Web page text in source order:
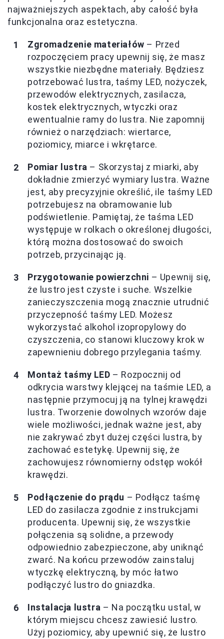
najważniejszych aspektach, aby całość była
funkcjonalna oraz estetyczna.
Zgromadzenie materiałów – Przed
rozpoczęciem pracy upewnij się, że masz
wszystkie niezbędne materiały. Będziesz
potrzebować lustra, taśmy LED, nożyczek,
przewodów elektrycznych, zasilacza,
kostek elektrycznych, wtyczki oraz
ewentualnie ramy do lustra. Nie zapomnij
również o narzędziach: wiertarce,
poziomicy, miarce i wkrętarce.
Pomiar lustra – Skorzystaj z miarki, aby
dokładnie zmierzyć wymiary lustra. Ważne
jest, aby precyzyjnie określić, ile taśmy LED
potrzebujesz na obramowanie lub
podświetlenie. Pamiętaj, że taśma LED
występuje w rolkach o określonej długości,
którą można dostosować do swoich
potrzeb, przycinając ją.
Przygotowanie powierzchni – Upewnij się,
że lustro jest czyste i suche. Wszelkie
zanieczyszczenia mogą znacznie utrudnić
przyczepność taśmy LED. Możesz
wykorzystać alkohol izopropylowy do
czyszczenia, co stanowi kluczowy krok w
zapewnieniu dobrego przylegania taśmy.
Montaż taśmy LED – Rozpocznij od
odkrycia warstwy klejącej na taśmie LED, a
następnie przymocuj ją na tylnej krawędzi
lustra. Tworzenie dowolnych wzorów daje
wiele możliwości, jednak ważne jest, aby
nie zakrywać zbyt dużej części lustra, by
zachować estetykę. Upewnij się, że
zachowujesz równomierny odstęp wokół
krawędzi.
Podłączenie do prądu – Podłącz taśmę
LED do zasilacza zgodnie z instrukcjami
producenta. Upewnij się, że wszystkie
połączenia są solidne, a przewody
odpowiednio zabezpieczone, aby uniknąć
zwarć. Na końcu przewodów zainstaluj
wtyczkę elektryczną, by móc łatwo
podłączyć lustro do gniazdka.
Instalacja lustra – Na początku ustal, w
którym miejscu chcesz zawiesić lustro.
Użyj poziomicy, aby upewnić się, że lustro